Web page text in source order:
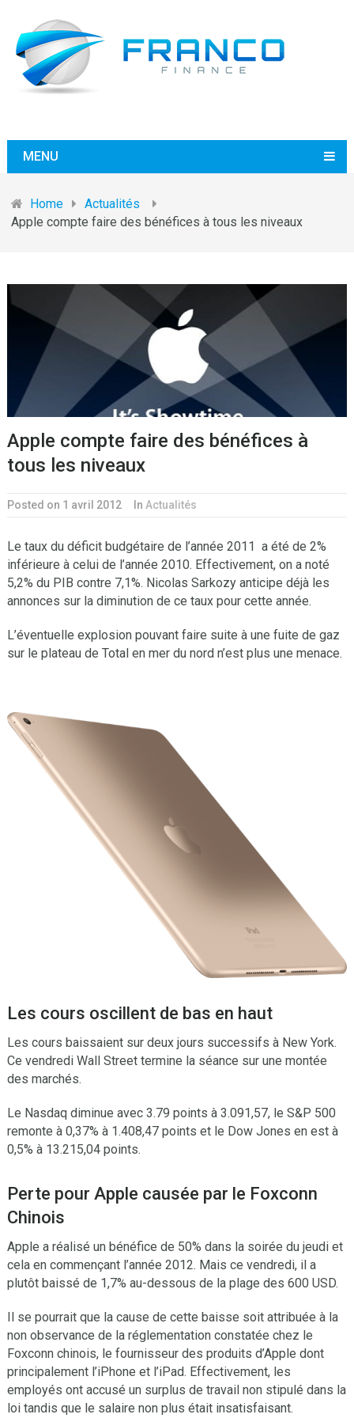
MENU
Home
Actualités
Apple compte faire des bénéfices à tous les niveaux
Apple compte faire des bénéfices à
tous les niveaux
Posted on 1 avril 2012 In Actualités
Le taux du déficit budgétaire de l’année 2011 a été de 2%
inférieure à celui de l’année 2010. Effectivement, on a noté
5,2% du PIB contre 7,1%. Nicolas Sarkozy anticipe déjà les
annonces sur la diminution de ce taux pour cette année.
L’éventuelle explosion pouvant faire suite à une fuite de gaz
sur le plateau de Total en mer du nord n’est plus une menace.
Les cours oscillent de bas en haut
Les cours baissaient sur deux jours successifs à New York.
Ce vendredi Wall Street termine la séance sur une montée
des marchés.
Le Nasdaq diminue avec 3.79 points à 3.091,57, le S&P 500
remonte à 0,37% à 1.408,47 points et le Dow Jones en est à
0,5% à 13.215,04 points.
Perte pour Apple causée par le Foxconn
Chinois
Apple a réalisé un bénéfice de 50% dans la soirée du jeudi et
cela en commençant l’année 2012. Mais ce vendredi, il a
plutôt baissé de 1,7% au-dessous de la plage des 600 USD.
Il se pourrait que la cause de cette baisse soit attribuée à la
non observance de la réglementation constatée chez le
Foxconn chinois, le fournisseur des produits d’Apple dont
principalement l’iPhone et l’iPad. Effectivement, les
employés ont accusé un surplus de travail non stipulé dans la
loi tandis que le salaire non plus était insatisfaisant.